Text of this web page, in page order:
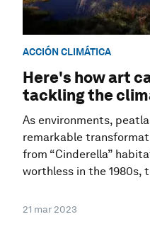
ACCIÓN CLIMÁTICA
Here's how art
tackling the
As environments,
remarkable
from “Cinderella”
worthless in the 1980s,
21 mar 2023